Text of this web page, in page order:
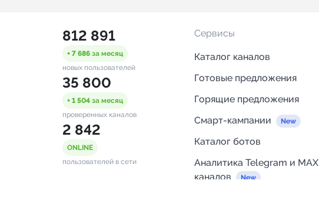
812 891
+ 7 686 за месяц
новых пользователей
35 800
+ 1 504 за месяц
проверенных каналов
2 842
ONLINE
пользователей в сети
Сервисы
Каталог каналов
Готовые предложения
Горящие предложения
Смарт-кампании
Каталог ботов
Аналитика Telegram и MAX
каналов